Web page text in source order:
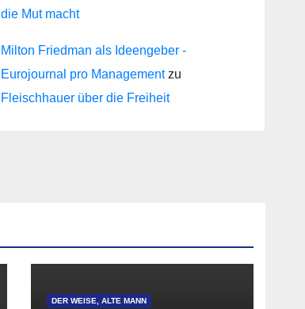
die Mut macht
Milton Friedman als Ideengeber -
Eurojournal pro Managementzu
Fleischhauer über die Freiheit
DER WEISE, ALTE MANN